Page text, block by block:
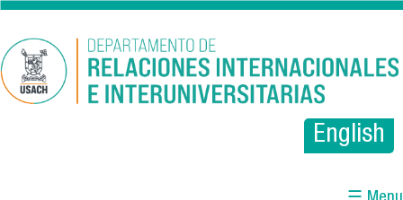
Pasar al contenido principal
English